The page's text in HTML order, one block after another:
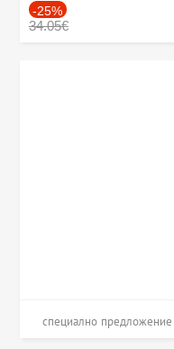
-25%
34.05€
специално предложение